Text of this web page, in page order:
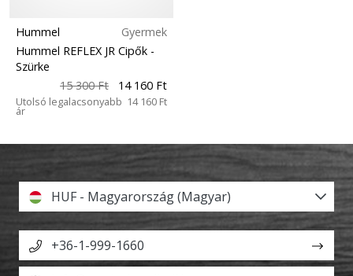
Hummel
Gyermek
Hummel REFLEX JR Cipők -
Szürke
15 300 Ft
14 160 Ft
Utolsó legalacsonyabb
ár
14 160 Ft
HUF - Magyarország (Magyar)
+36-1-999-1660